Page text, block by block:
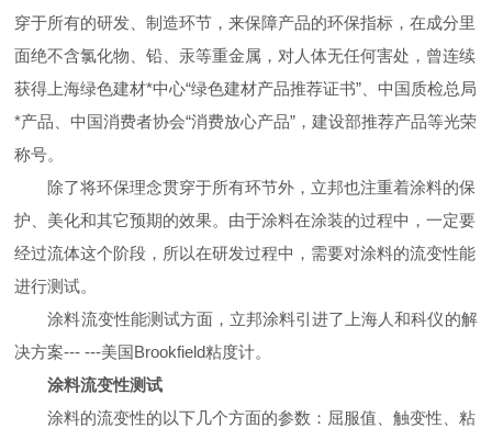
穿于所有的研发、制造环节，来保障产品的环保指标，在成分里
面绝不含氯化物、铅、汞等重金属，对人体无任何害处，曾连续
获得上海绿色建材*中心“绿色建材产品推荐证书” 、中国质检总局
*产品、中国消费者协会“消费放心产品”，建设部推荐产品等光荣
称号。
除了将环保理念贯穿于所有环节外，立邦也注重着涂料的保
护、美化和其它预期的效果。 由于涂料在涂装的过程中，一定要
经过流体这个阶段，所以在研发过程中，需要对涂料的流变性能
进行测试。
涂料流变性能测试方面，立邦涂料引进了上海人和科仪的解
决方案--- ---美国Brookfield粘度计。
涂料流变性测试
涂料的流变性的以下几个方面的参数：屈服值、触变性、粘